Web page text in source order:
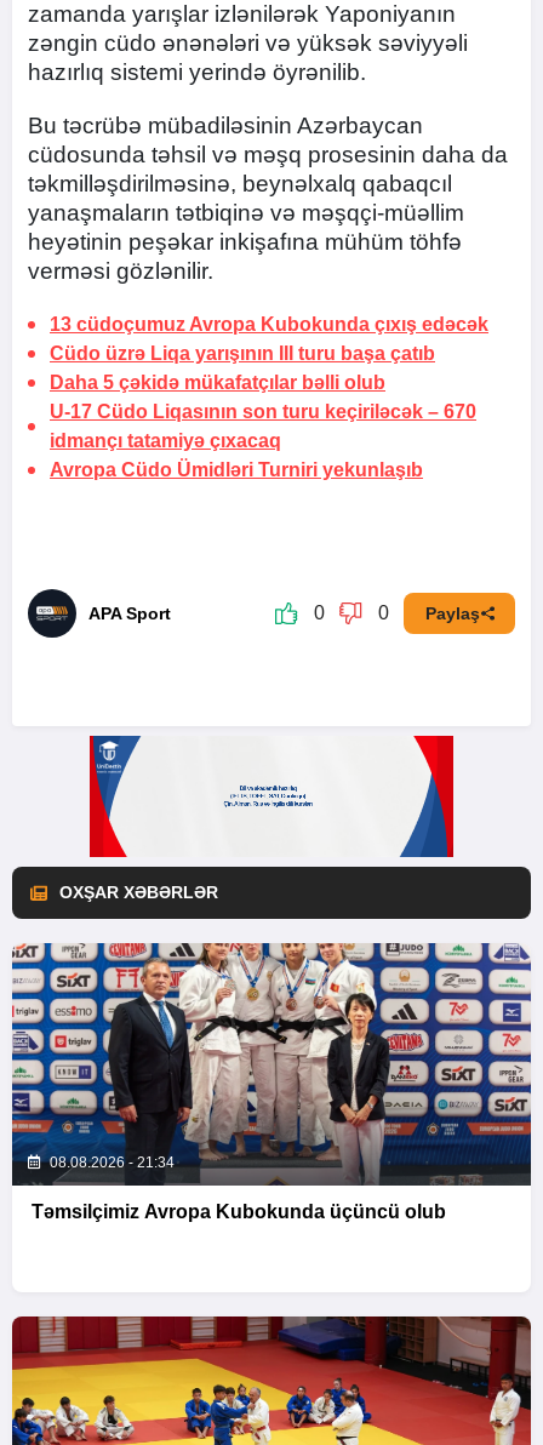
zamanda yarışlar izlənilərək Yaponiyanın
zəngin cüdo ənənələri və yüksək səviyyəli
hazırlıq sistemi yerində öyrənilib.
Bu təcrübə mübadiləsinin Azərbaycan
cüdosunda təhsil və məşq prosesinin daha da
təkmilləşdirilməsinə, beynəlxalq qabaqcıl
yanaşmaların tətbiqinə və məşqçi-müəllim
heyətinin peşəkar inkişafına mühüm töhfə
verməsi gözlənilir.
13 cüdoçumuz Avropa Kubokunda çıxış edəcək
Cüdo üzrə Liqa yarışının III turu başa çatıb
Daha 5 çəkidə mükafatçılar bəlli olub
U-17 Cüdo Liqasının son turu keçiriləcək – 670
idmançı tatamiyə çıxacaq
Avropa Cüdo Ümidləri Turniri yekunlaşıb
APA Sport 0 0 Paylaş
OXŞAR XƏBƏRLƏR
08.08.2026 - 21:34
Təmsilçimiz Avropa Kubokunda üçüncü olub